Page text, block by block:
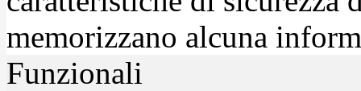
memorizzano alcuna
Funzionali